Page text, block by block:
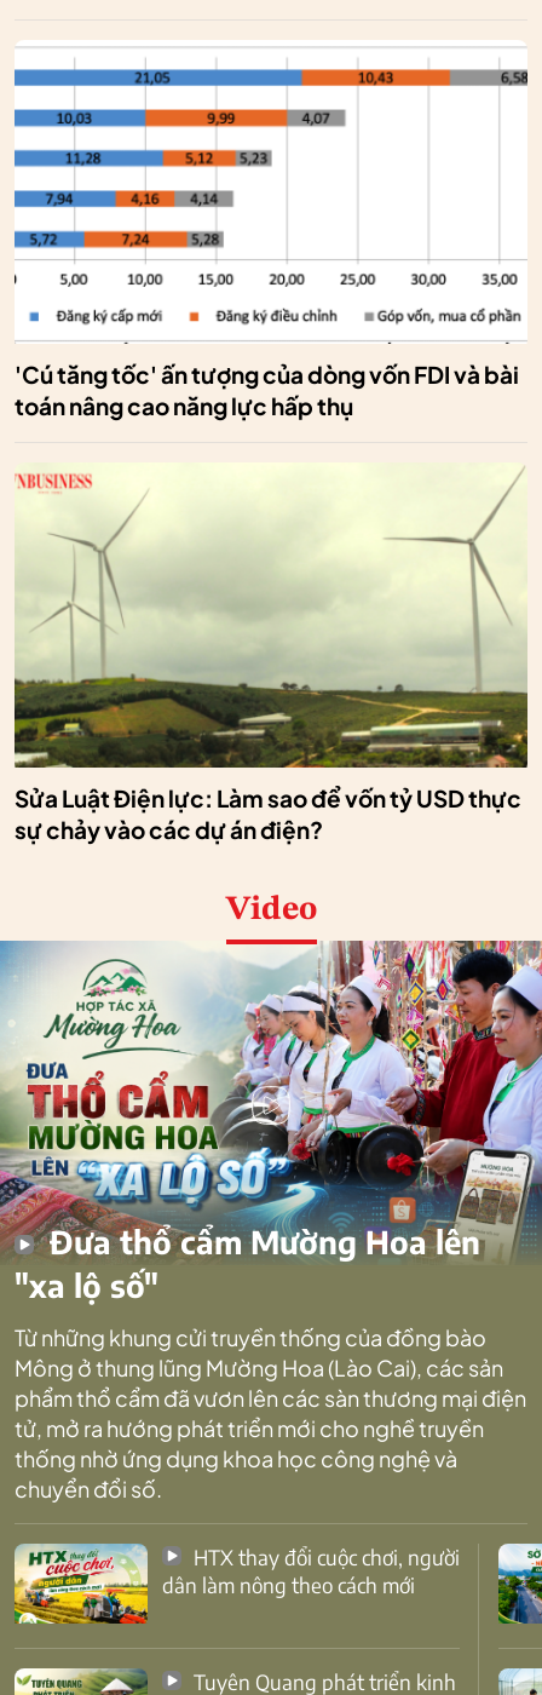
'Cú tăng tốc' ấn tượng của dòng vốn FDI và bài
toán nâng cao năng lực hấp thụ
Sửa Luật Điện lực: Làm sao để vốn tỷ USD thực
sự chảy vào các dự án điện?
Video
Đưa thổ cẩm Mường Hoa lên
"xa lộ số"
Từ những khung cửi truyền thống của đồng bào
Mông ở thung lũng Mường Hoa (Lào Cai), các sản
phẩm thổ cẩm đã vươn lên các sàn thương mại điện
tử, mở ra hướng phát triển mới cho nghề truyền
thống nhờ ứng dụng khoa học công nghệ và
chuyển đổi số.
dân làm nông theo cách mới